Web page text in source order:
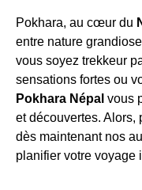
Pokhara, au cœur du
entre nature
vous soyez trekkeur
sensations fortes ou
Pokhara Népal vous
et découvertes. Alors,
dès maintenant nos
planifier votre voyage